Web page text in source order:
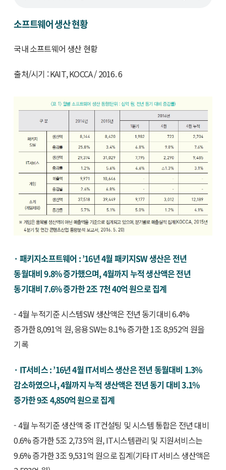
소프트웨어 생산 현황
국내 소프트웨어 생산 현황
출처/시기 : KAIT, KOCCA / 2016. 6
· 패키지소프트웨어 : ’16년 4월 패키지SW 생산은 전년
동월대비 9.8% 증가했으며, 4월까지 누적 생산액은 전년
동기대비 7.6% 증가한 2조 7천 40억 원으로 집계
- 4월 누적기준 시스템SW 생산액은 전년 동기대비 6.4%
증가한 8,091억 원, 응용SW는 8.1% 증가한 1조 8,952억 원을
기록
· IT서비스 : ’16년 4월 IT서비스 생산은 전년 동월대비 1.3%
감소하였으나, 4월까지 누적 생산액은 전년 동기 대비 3.1%
증가한 9조 4,850억 원으로 집계
- 4월 누적기준 생산액 중 IT컨설팅 및 시스템 통합은 전년 대비
0.6% 증가한 5조 2,735억 원, IT시스템관리 및 지원서비스는
9.6% 증가한 3조 9,531억 원으로 집계(기타 IT서비스 생산액은